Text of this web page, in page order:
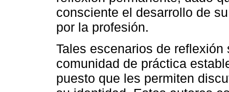
consciente el desarrollo de
por la profesión.
Tales escenarios de
comunidad de práctica
puesto que les permiten